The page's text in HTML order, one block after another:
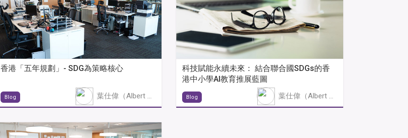
香港「五年規劃」- SDG為策略核心
Blog 葉仕偉（Albert Yip）
科技賦能永續未來： 結合聯合國SDGs的香
港中小學AI教育推展藍圖
Blog 葉仕偉（Albert Yip）